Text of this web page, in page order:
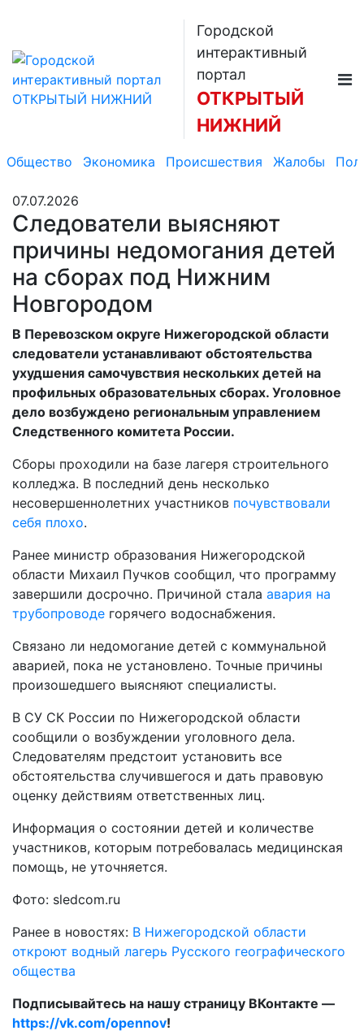
Городской
интерактивный
портал
ОТКРЫТЫЙ
НИЖНИЙ
Общество Экономика Происшествия Жалобы
07.07.2026
Следователи выясняют
причины недомогания детей
на сборах под Нижним
Новгородом
В Перевозском округе Нижегородской области
следователи устанавливают обстоятельства
ухудшения самочувствия нескольких детей на
профильных образовательных сборах. Уголовное
дело возбуждено региональным управлением
Следственного комитета России.
Сборы проходили на базе лагеря строительного
колледжа. В последний день несколько
несовершеннолетних участников почувствовали
себя плохо.
Ранее министр образования Нижегородской
области Михаил Пучков сообщил, что программу
завершили досрочно. Причиной стала авария на
трубопроводе горячего водоснабжения.
Связано ли недомогание детей с коммунальной
аварией, пока не установлено. Точные причины
произошедшего выясняют специалисты.
В СУ СК России по Нижегородской области
сообщили о возбуждении уголовного дела.
Следователям предстоит установить все
обстоятельства случившегося и дать правовую
оценку действиям ответственных лиц.
Информация о состоянии детей и количестве
участников, которым потребовалась медицинская
помощь, не уточняется.
Фото: sledcom.ru
Ранее в новостях: В Нижегородской области
откроют водный лагерь Русского географического
общества
Подписывайтесь на нашу страницу ВКонтакте —
https://vk.com/opennov!